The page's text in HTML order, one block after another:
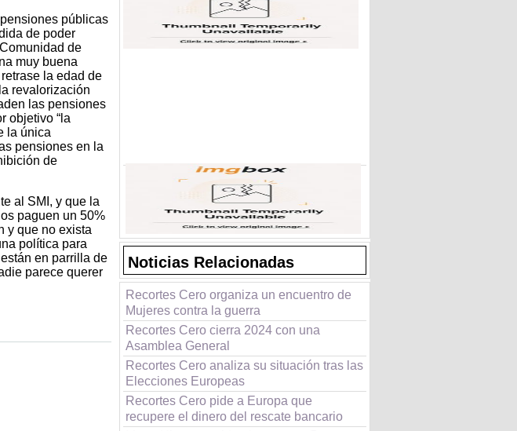
públicas
de poder
de
muy buena
la edad de
revalorización
las pensiones
objetivo “la
la única
pensiones en la
de
al SMI, y que la
paguen un 50%
y que no exista
política para
en parrilla de
parece querer
Noticias Relacionadas
Recortes Cero organiza un encuentro de
Mujeres contra la guerra
Recortes Cero cierra 2024 con una
Asamblea General
Recortes Cero analiza su situación tras las
Elecciones Europeas
Recortes Cero pide a Europa que
recupere el dinero del rescate bancario